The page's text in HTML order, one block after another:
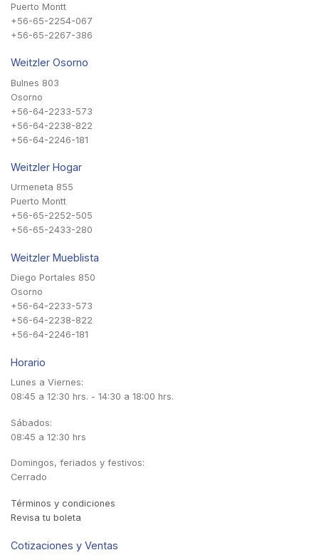
Puerto Montt
+56-65-2254-067
+56-65-2267-386
Weitzler Osorno
Bulnes 803
Osorno
+56-64-2233-573
+56-64-2238-822
+56-64-2246-181
Weitzler Hogar
Urmeneta 855
Puerto Montt
+56-65-2252-505
+56-65-2433-280
Weitzler Mueblista
Diego Portales 850
Osorno
+56-64-2233-573
+56-64-2238-822
+56-64-2246-181
Horario
Lunes a Viernes:
08:45 a 12:30 hrs. - 14:30 a 18:00 hrs.
Sábados:
08:45 a 12:30 hrs
Domingos, feriados y festivos:
Cerrado
Términos y condiciones
Revisa tu boleta
Cotizaciones y Ventas